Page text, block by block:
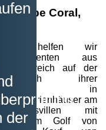
der
in Cape Coral,
helfen wir
aus
erfolgreich auf der
nach ihrer
in
Ferienhäuser am
Luxusvillen mit
zum Golf von